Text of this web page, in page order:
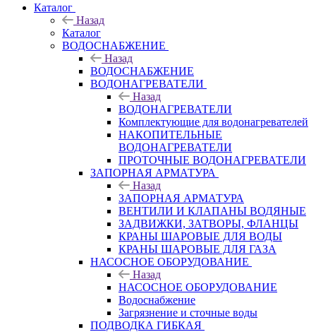
Каталог
Назад
Каталог
ВОДОСНАБЖЕНИЕ
Назад
ВОДОСНАБЖЕНИЕ
ВОДОНАГРЕВАТЕЛИ
Назад
ВОДОНАГРЕВАТЕЛИ
Комплектующие для водонагревателей
НАКОПИТЕЛЬНЫЕ
ВОДОНАГРЕВАТЕЛИ
ПРОТОЧНЫЕ ВОДОНАГРЕВАТЕЛИ
ЗАПОРНАЯ АРМАТУРА
Назад
ЗАПОРНАЯ АРМАТУРА
ВЕНТИЛИ И КЛАПАНЫ ВОДЯНЫЕ
ЗАДВИЖКИ, ЗАТВОРЫ, ФЛАНЦЫ
КРАНЫ ШАРОВЫЕ ДЛЯ ВОДЫ
КРАНЫ ШАРОВЫЕ ДЛЯ ГАЗА
НАСОСНОЕ ОБОРУДОВАНИЕ
Назад
НАСОСНОЕ ОБОРУДОВАНИЕ
Водоснабжение
Загрязнение и сточные воды
ПОДВОДКА ГИБКАЯ